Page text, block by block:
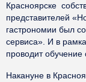
Красноярске
представителей
гастрономии был
сервиса». И в
проводит
Накануне в